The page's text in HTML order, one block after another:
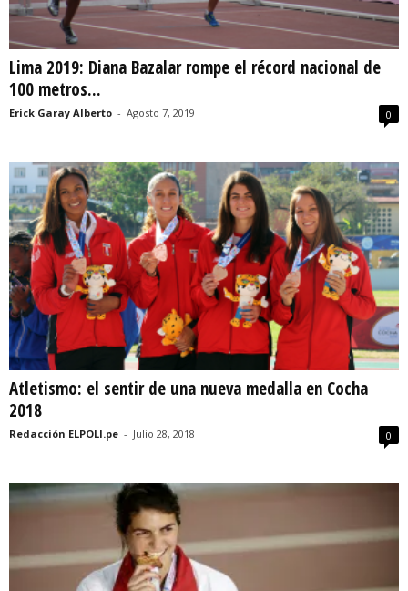
Lima 2019: Diana Bazalar rompe el récord nacional de
100 metros...
Erick Garay Alberto - Agosto 7, 2019 0
Atletismo: el sentir de una nueva medalla en Cocha
2018
Redacción ELPOLI.pe - Julio 28, 2018 0